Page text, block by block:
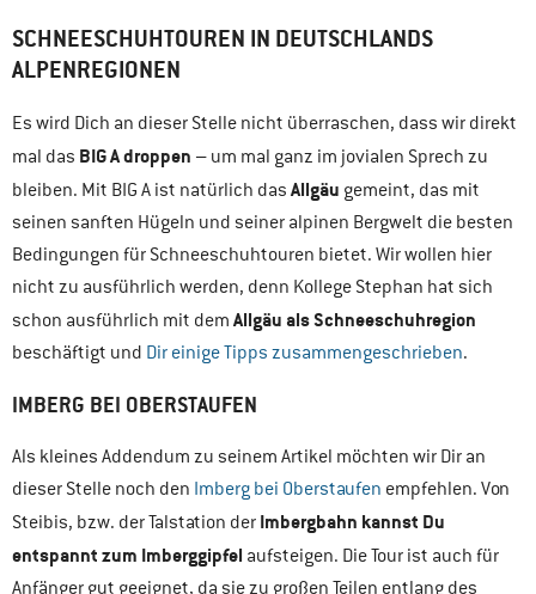
SCHNEESCHUHTOUREN IN DEUTSCHLANDS
ALPENREGIONEN
Es wird Dich an dieser Stelle nicht überraschen, dass wir direkt
mal das BIG A droppen – um mal ganz im jovialen Sprech zu
bleiben. Mit BIG A ist natürlich das Allgäu gemeint, das mit
seinen sanften Hügeln und seiner alpinen Bergwelt die besten
Bedingungen für Schneeschuhtouren bietet. Wir wollen hier
nicht zu ausführlich werden, denn Kollege Stephan hat sich
schon ausführlich mit dem Allgäu als Schneeschuhregion
beschäftigt und Dir einige Tipps zusammengeschrieben.
IMBERG BEI OBERSTAUFEN
Als kleines Addendum zu seinem Artikel möchten wir Dir an
dieser Stelle noch den Imberg bei Oberstaufen empfehlen. Von
Steibis, bzw. der Talstation der Imbergbahn kannst Du
entspannt zum Imberggipfel aufsteigen. Die Tour ist auch für
Anfänger gut geeignet, da sie zu großen Teilen entlang des